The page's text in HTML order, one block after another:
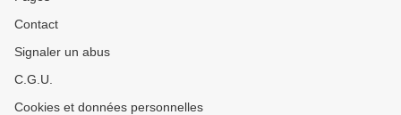
Contact
Signaler un abus
C.G.U.
Cookies et données personnelles